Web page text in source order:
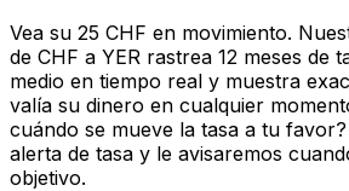
Vea su 25 CHF en movimiento.
de CHF a YER rastrea 12 meses de
medio en tiempo real y muestra
valía su dinero en cualquier
cuándo se mueve la tasa a tu
alerta de tasa y le avisaremos
objetivo.